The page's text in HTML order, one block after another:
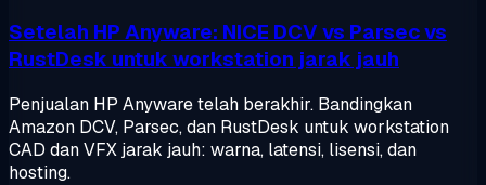
Setelah HP Anyware: NICE DCV vs Parsec vs
RustDesk untuk workstation jarak jauh
Penjualan HP Anyware telah berakhir. Bandingkan
Amazon DCV, Parsec, dan RustDesk untuk workstation
CAD dan VFX jarak jauh: warna, latensi, lisensi, dan
hosting.